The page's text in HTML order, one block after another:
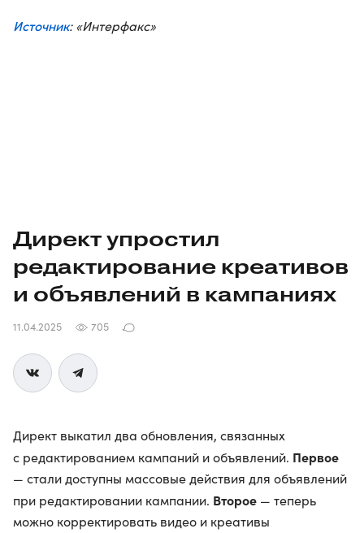
Источник: «Интерфакс»
Директ упростил
редактирование креативов
и объявлений в кампаниях
11.04.2025 705
Директ выкатил два обновления, связанных
с редактированием кампаний и объявлений. Первое
— стали доступны массовые действия для объявлений
при редактировании кампании. Второе — теперь
можно корректировать видео и креативы